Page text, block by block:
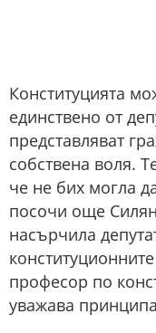
Конституцията
единствено от
представляват
собствена воля.
че не бих могла
посочи още
насърчила
професор по
уважава